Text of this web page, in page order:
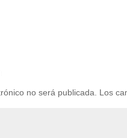
no será publicada. Los